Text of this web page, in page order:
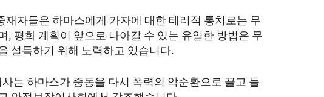
재자들은 하마스에게 가자에 대한 테러적 통치로는 무
, 평화 계획이 앞으로 나아갈 수 있는 유일한 방법은 무
설득하기 위해 노력하고 있습니다.
는 하마스가 중동을 다시 폭력의 악순환으로 끌고 들